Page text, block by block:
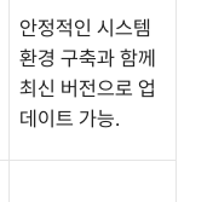
안정적인 시스템
환경 구축과 함께
최신 버전으로 업
데이트 가능.